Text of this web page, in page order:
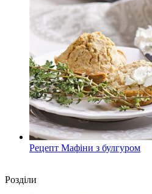
Рецепт Мафіни з булгуром
Роздiли